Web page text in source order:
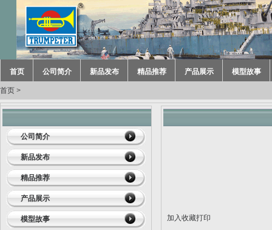
首页 公司简介 新品发布 精品推荐 产品展示 模型故事
首页 >
公司简介
新品发布
精品推荐
产品展示
模型故事 加入收藏打印